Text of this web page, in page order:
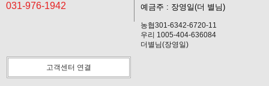
031-976-1942
예금주 : 장영일(더 별님)
농협301-6342-6720-11
우리 1005-404-636084
더별님(장영일)
고객센터 연결